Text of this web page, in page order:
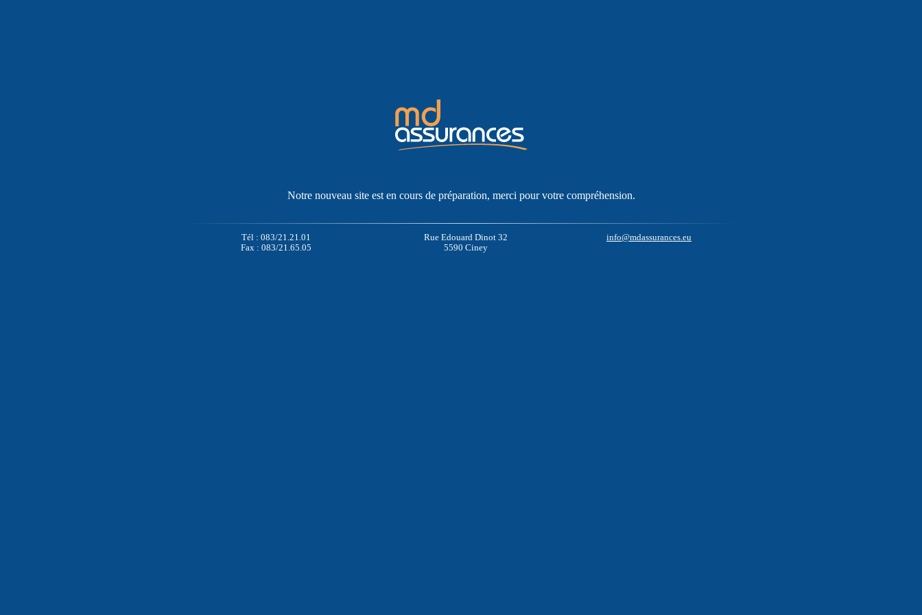
Notre nouveau site est en cours de préparation, merci pour votre compréhension.
Tél : 083/21.21.01
Fax : 083/21.65.05
Rue Edouard Dinot 32
5590 Ciney
info@mdassurances.eu